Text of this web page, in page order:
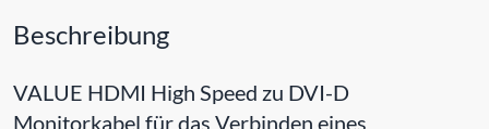
Beschreibung
VALUE HDMI High Speed zu DVI-D
Monitorkabel für das Verbinden eines